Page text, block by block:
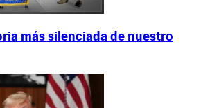
más silenciada de nuestro